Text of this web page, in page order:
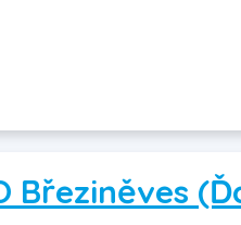
Březiněves